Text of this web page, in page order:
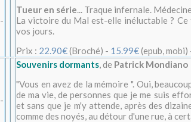
-
Tueur en série... Traque infernale.
La victoire du Mal est-elle inéluctable ?
vos jours.
Prix : 22.90€(Broché) - 15.99€(epub, mobi)
-
Souvenirs dormants, de Patrick Mondiano
"Vous en avez de la mémoire ". Oui,
de ma vie, de personnes que je me suis
et sans que je m'y attende, après des
comme des noyés, au détour d'une rue, à